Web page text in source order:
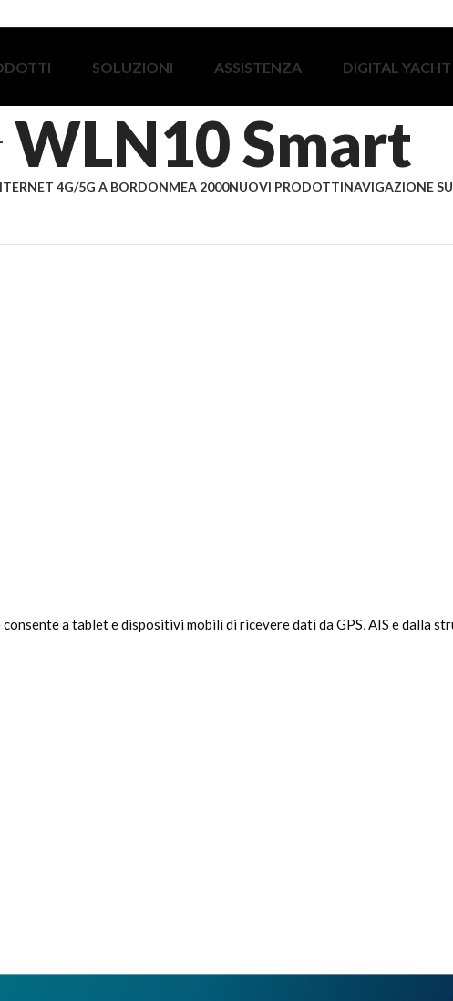
SOLUZIONI ASSISTENZA DIGITAL YACHT
WLN10 Smart
4G/5G A BORDONMEA 2000NUOVI PRODOTTINAVIGAZIONE
a tablet e dispositivi mobili di ricevere dati da GPS, AIS e dalla